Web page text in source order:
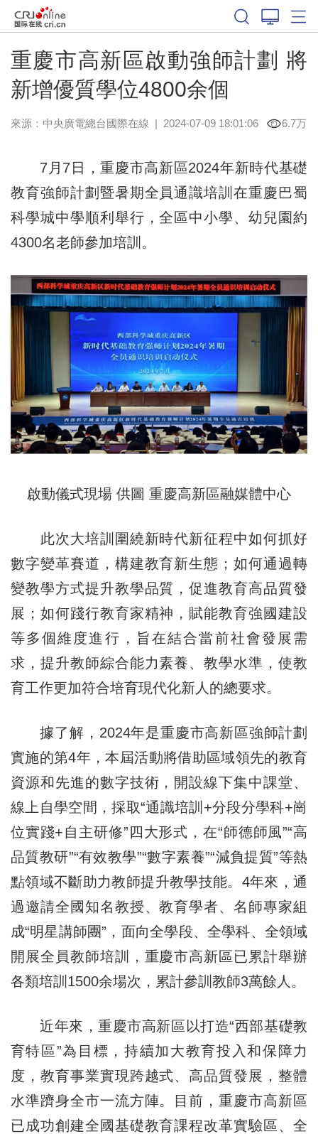
重慶市高新區啟動強師計劃 將
新增優質學位4800余個
來源：中央廣電總台國際在線 | 2024-07-09 18:01:06 6.7万
7月7日，重慶市高新區2024年新時代基礎
教育強師計劃暨暑期全員通識培訓在重慶巴蜀
科學城中學順利舉行，全區中小學、幼兒園約
4300名老師參加培訓。
啟動儀式現場 供圖 重慶高新區融媒體中心
此次大培訓圍繞新時代新征程中如何抓好
數字變革賽道，構建教育新生態；如何通過轉
變教學方式提升教學品質，促進教育高品質發
展；如何踐行教育家精神，賦能教育強國建設
等多個維度進行，旨在結合當前社會發展需
求，提升教師綜合能力素養、教學水準，使教
育工作更加符合培育現代化新人的總要求。
據了解，2024年是重慶市高新區強師計劃
實施的第4年，本屆活動將借助區域領先的教育
資源和先進的數字技術，開設線下集中課堂、
線上自學空間，採取“通識培訓+分段分學科+崗
位實踐+自主研修”四大形式，在“師德師風”“高
品質教研”“有效教學”“數字素養”“減負提質”等熱
點領域不斷助力教師提升教學技能。4年來，通
過邀請全國知名教授、教育學者、名師專家組
成“明星講師團”，面向全學段、全學科、全領域
開展全員教師培訓，重慶市高新區已累計舉辦
各類培訓1500余場次，累計參訓教師3萬餘人。
近年來，重慶市高新區以打造“西部基礎教
育特區”為目標，持續加大教育投入和保障力
度，教育事業實現跨越式、高品質發展，整體
水準躋身全市一流方陣。目前，重慶市高新區
已成功創建全國基礎教育課程改革實驗區、全